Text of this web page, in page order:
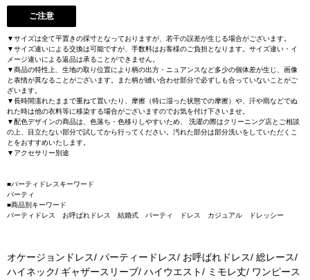
ご注意
▼サイズは全て平置きの採寸となっておりますが、若干の誤差が生じる場合がございます。
▼サイズ違いによる交換は可能ですが、手数料はお客様のご負担となります。サイズ違い・イ
メージ違いによる返品は承ることができません。
▼商品の特性上、生地の取り位置により柄の出方・ニュアンスなど多少の個体差が生じ、画像
と表情が異なることがございます。また柄が縫い合わせ部分で必ずしも合っていないことがご
ざいます。
▼長時間濡れたままで重ねて置いたり、摩擦（特に湿った状態での摩擦）や、汗や雨などでぬ
れた時は他の衣料等に移染する場合がございますのでお気を付け下さいませ。
▼配色デザインの商品は、色落ち・色移りしやすいため、 洗濯の際はクリーニング店とご相談
の上、目立たない部分で試してから行ってください。汚れた部分は部分洗いをしていただくこ
とをおすすめいたします。
▼アクセサリー別途
■パーティドレスキーワード
パーティ
■商品別キーワード
パーティドレス お呼ばれドレス 結婚式 パーティ ドレス カジュアル ドレッシー